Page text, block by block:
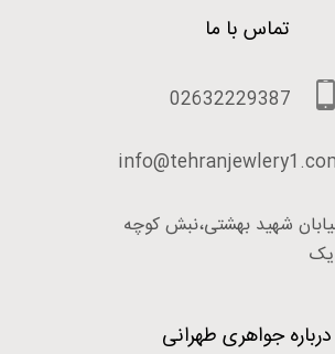
تماس با ما
02632229387
شهید بهشتی،نبش کوچه
یک
درباره جواهری طهرانی